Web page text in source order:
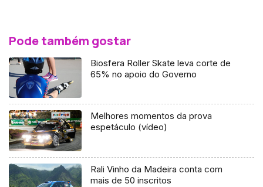
Pode também gostar
Biosfera Roller Skate leva corte de
65% no apoio do Governo
Melhores momentos da prova
espetáculo (vídeo)
Rali Vinho da Madeira conta com
mais de 50 inscritos